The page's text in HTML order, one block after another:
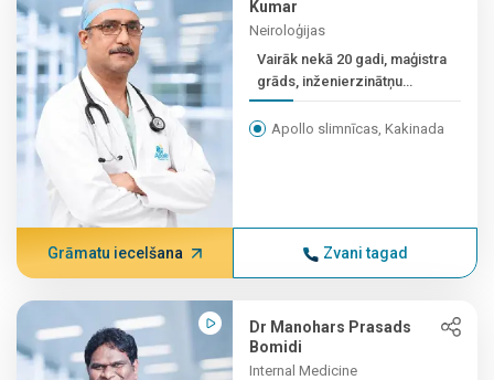
Kumar
Neiroloģijas
Vairāk nekā 20 gadi, maģistra
grāds, inženierzinātņu
maģistra grāds (SGPG...
Apollo slimnīcas, Kakinada
Grāmatu iecelšana Zvani tagad
Dr Manohars Prasads
Bomidi
Internal Medicine